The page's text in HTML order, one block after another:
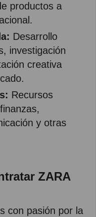
productos a
Desarrollo
investigación
creativa
Recursos
y otras
ZARA
con pasión por la